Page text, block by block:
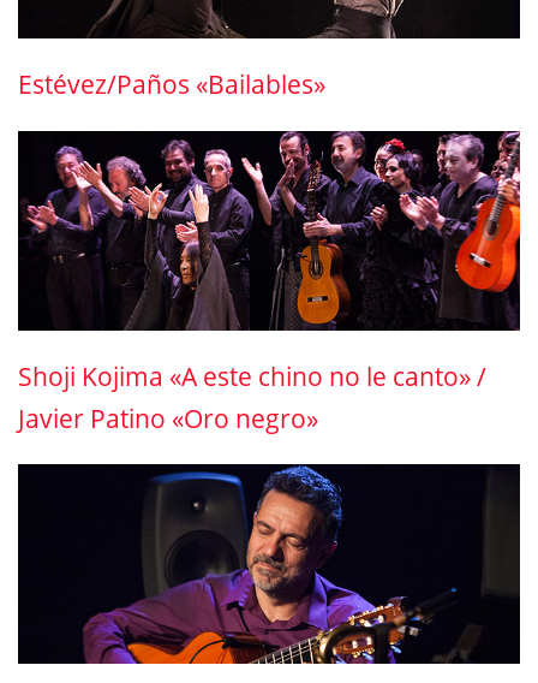
Estévez/Paños «Bailables»
Shoji Kojima «A este chino no le canto» /
Javier Patino «Oro negro»